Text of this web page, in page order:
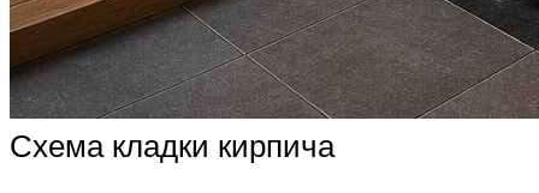
Схема кладки кирпича